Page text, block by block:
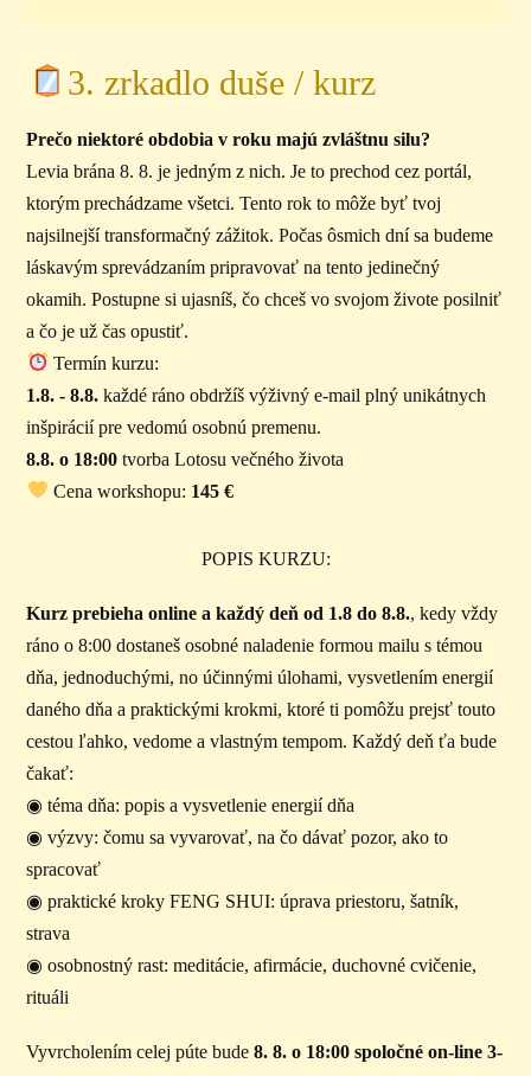
3. zrkadlo duše / kurz
Prečo niektoré obdobia v roku majú zvláštnu silu?
Levia brána 8. 8. je jedným z nich. Je to prechod cez portál,
ktorým prechádzame všetci. Tento rok to môže byť tvoj
najsilnejší transformačný zážitok. Počas ôsmich dní sa budeme
láskavým sprevádzaním pripravovať na tento jedinečný
okamih. Postupne si ujasníš, čo chceš vo svojom živote posilniť
a čo je už čas opustiť.
Termín kurzu:
1.8. - 8.8. každé ráno obdržíš výživný e-mail plný unikátnych
inšpirácií pre vedomú osobnú premenu.
8.8. o 18:00 tvorba Lotosu večného života
Cena workshopu: 145 €
POPIS KURZU:
Kurz prebieha online a každý deň od 1.8 do 8.8., kedy vždy
ráno o 8:00 dostaneš osobné naladenie formou mailu s témou
dňa, jednoduchými, no účinnými úlohami, vysvetlením energií
daného dňa a praktickými krokmi, ktoré ti pomôžu prejsť touto
cestou ľahko, vedome a vlastným tempom. Každý deň ťa bude
čakať:
◉ téma dňa: popis a vysvetlenie energií dňa
◉ výzvy: čomu sa vyvarovať, na čo dávať pozor, ako to
spracovať
◉ praktické kroky FENG SHUI: úprava priestoru, šatník,
strava
◉ osobnostný rast: meditácie, afirmácie, duchovné cvičenie,
rituáli
Vyvrcholením celej púte bude8. 8. o 18:00 spoločné on-line 3-